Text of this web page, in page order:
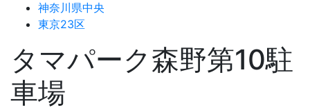
神奈川県中央
東京23区
タマパーク森野第10駐
車場